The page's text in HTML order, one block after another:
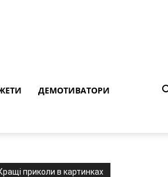
ДЕМОТИВАТОРИ
приколи в картинках